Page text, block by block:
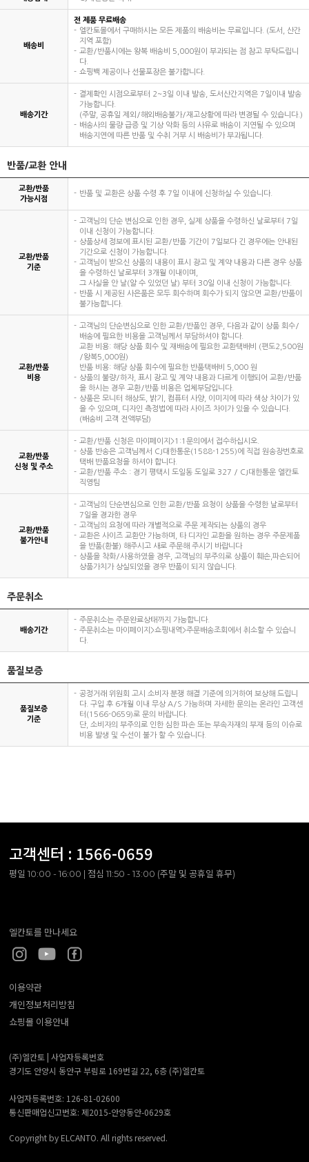
배송비
전 제품 무료배송
엘칸토몰에서 구매하시는 모든 제품의 배송비는 무료입니다. (도서, 산간
지역 포함)
교환/반품시에는 왕복 배송비 5,000원이 부과되는 점 참고 부탁드립니
다.
쇼핑백 제공이나 선물포장은 불가합니다.
배송기간
결제확인 시점으로부터 2~3일 이내 발송, 도서산간지역은 7일이내 발송
가능합니다.
(주말, 공휴일 제외/해외배송불가/재고상황에 따라 변경될 수 있습니다.)
배송사의 물량 급증 및 기상 악화 등의 사유로 배송이 지연될 수 있으며
배송지연에 따른 반품 및 수취 거부 시 배송비가 부과됩니다.
반품/교환 안내
교환/반품
가능시점
반품 및 교환은 상품 수령 후 7일 이내에 신청하실 수 있습니다.
교환/반품
기준
고객님의 단순 변심으로 인한 경우, 실제 상품을 수령하신 날로부터 7일
이내 신청이 가능합니다.
상품상세 정보에 표시된 교환/반품 기간이 7일보다 긴 경우에는 안내된
기간으로 신청이 가능합니다.
고객님이 받으신 상품의 내용이 표시 광고 및 계약 내용과 다른 경우 상품
을 수령하신 날로부터 3개월 이내이며,
그 사실을 안 날(알 수 있었던 날) 부터 30일 이내 신청이 가능합니다.
반품 시 제공된 사은품은 모두 회수하며 회수가 되지 않으면 교환/반품이
불가능합니다.
교환/반품
비용
고객님의 단순변심으로 인한 교환/반품인 경우, 다음과 같이 상품 회수/
배송에 필요한 비용을 고객님께서 부담하셔야 합니다.
교환 비용: 해당 상품 회수 및 재배송에 필요한 교환택배비 (편도2,500원
/왕복5,000원)
반품 비용: 해당 상품 회수에 필요한 반품택배비 5,000 원
상품의 불량/하자, 표시 광고 및 계약 내용과 다르게 이행되어 교환/반품
을 하시는 경우 교환/반품 비용은 업체부담입니다.
상품은 모니터 해상도, 밝기, 컴퓨터 사양, 이미지에 따라 색상 차이가 있
을 수 있으며, 디자인 측정법에 따라 사이즈 차이가 있을 수 있습니다.
(배송비 고객 전액부담)
교환/반품
신청 및 주소
교환/반품 신청은 마이페이지>1:1문의에서 접수하십시오.
상품 반송은 고객님께서 CJ대한통운(1588-1255)에 직접 원송장번호로
택배 반품요청을 하셔야 합니다.
교환/반품 주소 : 경기 평택시 도일동 도일로 327 / CJ대한통운 엘칸토
직영팀
교환/반품
불가안내
고객님의 단순변심으로 인한 교환/반품 요청이 상품을 수령한 날로부터
7일을 경과한 경우
고객님의 요청에 따라 개별적으로 주문 제작되는 상품의 경우
교환은 사이즈 교환만 가능하며, 타 디자인 교환을 원하는 경우 주문제품
을 반품(환불) 해주시고 새로 주문해 주시기 바랍니다
상품을 착화/사용하였을 경우, 고객님의 부주의로 상품이 훼손,파손되어
상품가치가 상실되었을 경우 반품이 되지 않습니다.
주문취소
배송기간
주문취소는 주문완료상태까지 가능합니다.
주문취소는 마이페이지>쇼핑내역>주문배송조회에서 취소할 수 있습니
다.
품질보증
품질보증
기준
공정거래 위원회 고시 소비자 분쟁 해결 기준에 의거하여 보상해 드립니
다. 구입 후 6개월 이내 무상 A/S 가능하며 자세한 문의는 온라인 고객센
터(1566-0659)로 문의 바랍니다.
단, 소비자의 부주의로 인한 심한 파손 또는 부속자재의 부재 등의 이슈로
비용 발생 및 수선이 불가 할 수 있습니다.
고객센터 : 1566-0659
평일 10:00 - 16:00 | 점심 11:50 - 13:00 (주말 및 공휴일 휴무)
엘칸토를 만나세요
이용약관
개인정보처리방침
쇼핑몰 이용안내
(주)엘칸토 | 사업자등록번호
경기도 안양시 동안구 부림로 169번길 22, 6층 (주)엘칸토
사업자등록번호: 126-81-02600
통신판매업신고번호: 제2015-안양동안-0629호
Copyright by ELCANTO. All rights reserved.